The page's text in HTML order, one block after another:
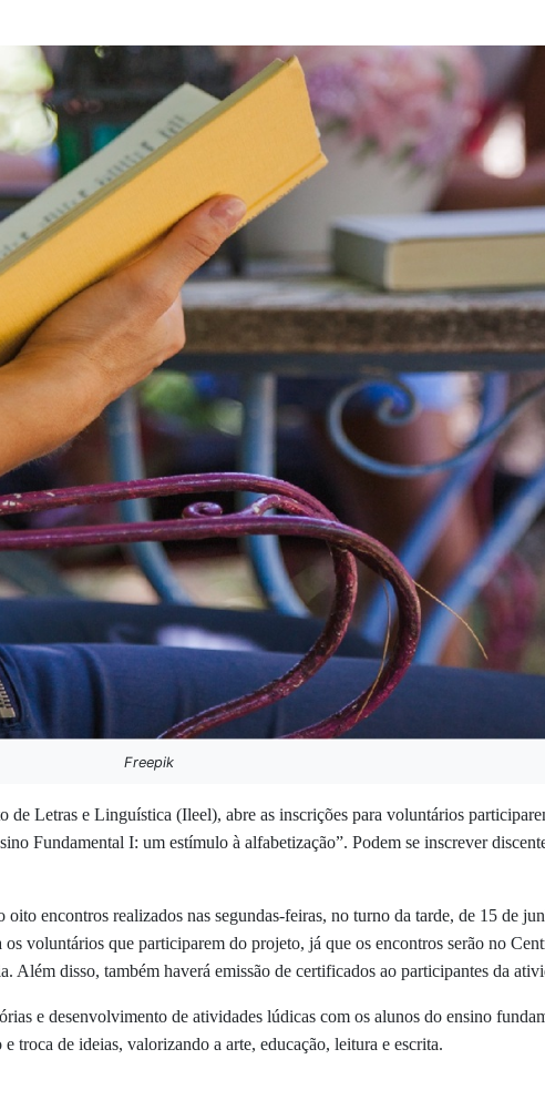
Freepik
Letras e Linguística (Ileel), abre as inscrições para voluntários
Fundamental I: um estímulo à alfabetização”. Podem se inscrever
oito encontros realizados nas segundas-feiras, no turno da tarde, de 15 de
voluntários que participarem do projeto, já que os encontros serão no
disso, também haverá emissão de certificados ao participantes da
e desenvolvimento de atividades lúdicas com os alunos do ensino
troca de ideias, valorizando a arte, educação, leitura e escrita.